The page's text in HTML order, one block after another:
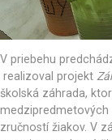
V priebehu
realizoval projekt
školská záhrada,
zručností žiakov. V